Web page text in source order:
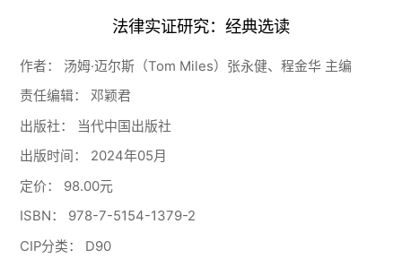
法律实证研究：经典选读
作者：
汤姆·迈尔斯（Tom Miles）张永健、程金华 主编
责任编辑：
邓颖君
出版社：
当代中国出版社
出版时间：
2024年05月
定价：
98.00元
ISBN：
978-7-5154-1379-2
CIP分类：
D90